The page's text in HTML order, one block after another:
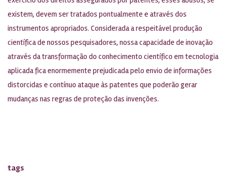
existem, devem ser tratados pontualmente e através dos
instrumentos apropriados. Considerada a respeitável produção
científica de nossos pesquisadores, nossa capacidade de inovação
através da transformação do conhecimento científico em tecnologia
aplicada fica enormemente prejudicada pelo envio de informações
distorcidas e contínuo ataque às patentes que poderão gerar
mudanças nas regras de proteção das invenções.
tags